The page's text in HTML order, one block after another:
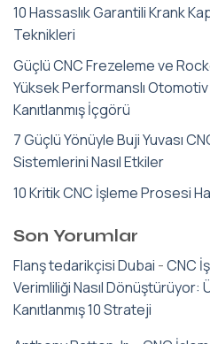
10 Hassaslık Garantili Krank
Teknikleri
Güçlü CNC Frezeleme ve
Yüksek Performanslı
Kanıtlanmış İçgörü
7 Güçlü Yönüyle Buji Yuvası
Sistemlerini Nasıl Etkiler
10 Kritik CNC İşleme Prosesi
Son Yorumlar
Flanş tedarikçisi Dubai -CNC
Verimliliği Nasıl Dönüştürüyor:
Kanıtlanmış 10 Strateji